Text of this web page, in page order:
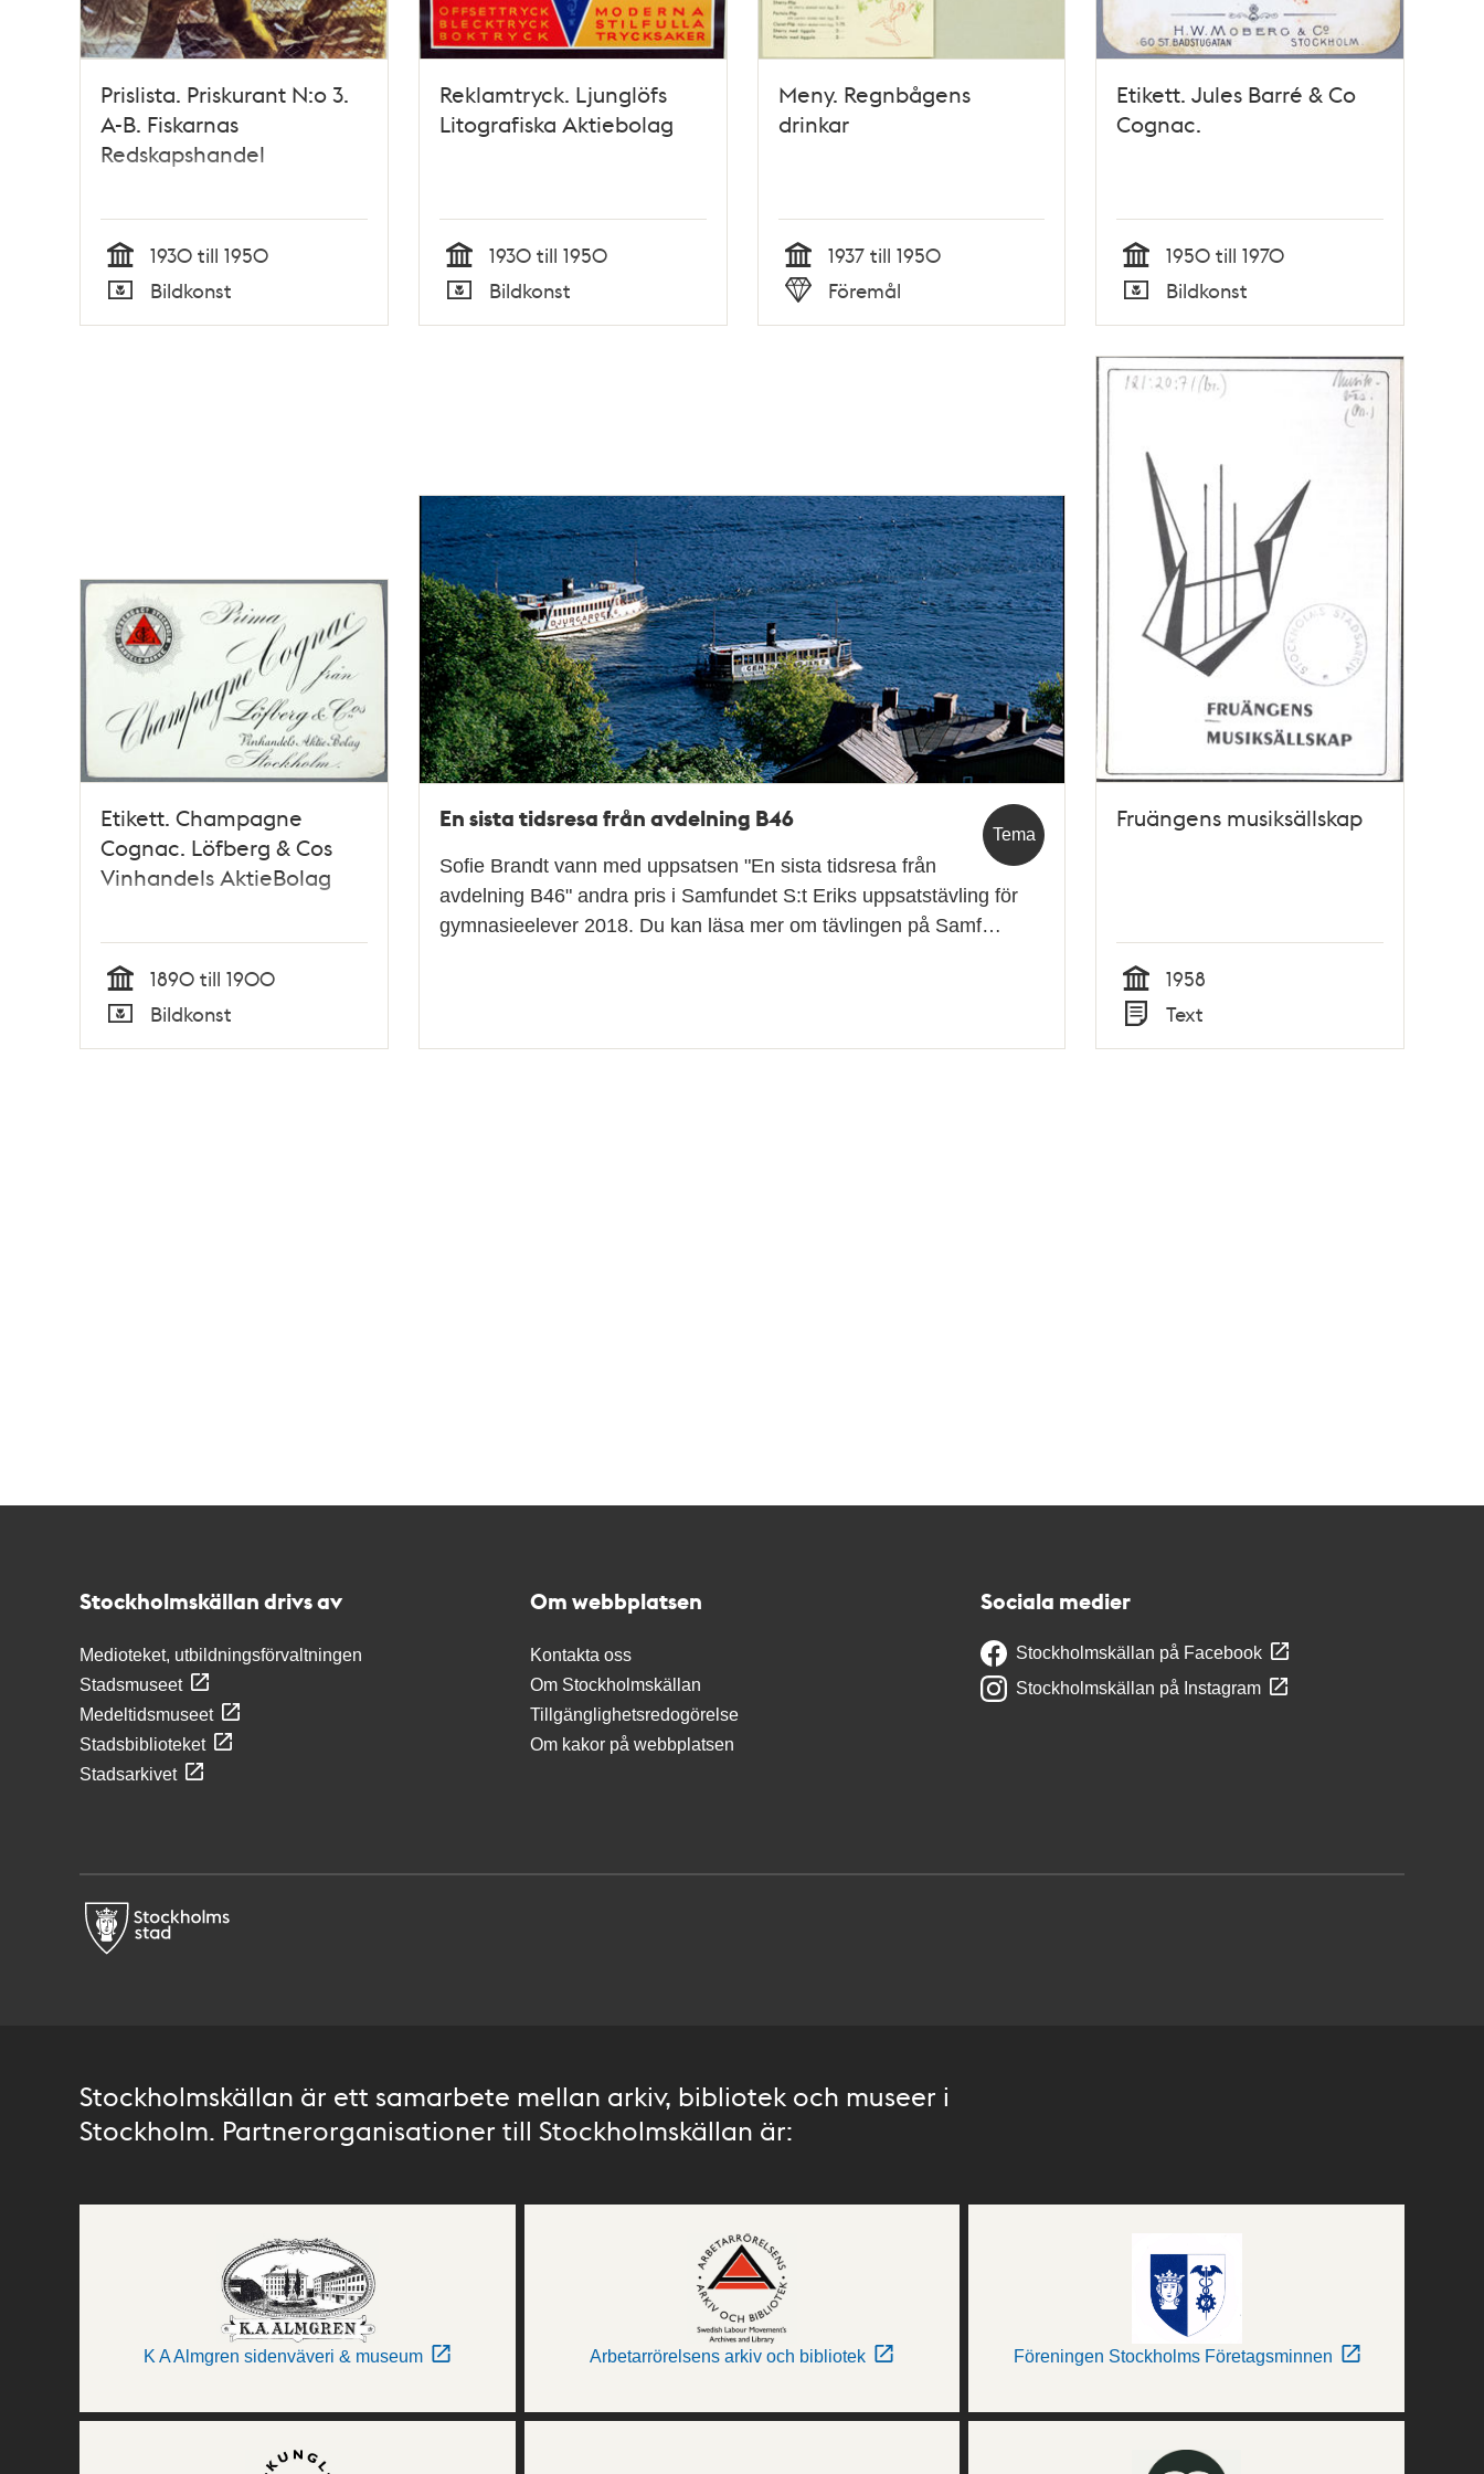
Prislista. Priskurant N:o 3.
A-B. Fiskarnas
Redskapshandel
Tid
1930 till 1950
Typ
Bildkonst
Reklamtryck. Ljunglöfs
Litografiska Aktiebolag
Tid
1930 till 1950
Typ
Bildkonst
Meny. Regnbågens
drinkar
Tid
1937 till 1950
Typ
Föremål
Etikett. Jules Barré & Co
Cognac.
Tid
1950 till 1970
Typ
Bildkonst
Etikett. Champagne
Cognac. Löfberg & Cos
Vinhandels AktieBolag
Tid
1890 till 1900
Typ
Bildkonst
Tema
En sista tidsresa från avdelning B46
Sofie Brandt vann med uppsatsen "En sista tidsresa från
avdelning B46" andra pris i Samfundet S:t Eriks uppsatstävling för
gymnasieelever 2018. Du kan läsa mer om tävlingen på Samf…
Fruängens musiksällskap
Tid
1958
Typ
Text
Stockholmskällan drivs av
Medioteket, utbildningsförvaltningen
Stadsmuseet
Medeltidsmuseet
Stadsbiblioteket
Stadsarkivet
Om webbplatsen
Kontakta oss
Om Stockholmskällan
Tillgänglighetsredogörelse
Om kakor på webbplatsen
Sociala medier
Stockholmskällan på Facebook
Stockholmskällan på Instagram
Stockholmskällan är ett samarbete mellan arkiv, bibliotek och museer i
Stockholm. Partnerorganisationer till Stockholmskällan är:
K A Almgren sidenväveri & museum Arbetarrörelsens arkiv och bibliotek Föreningen Stockholms Företagsminnen